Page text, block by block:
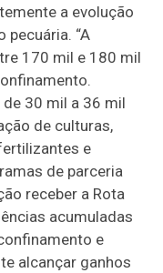
a evolução
“A
170 mil e 180 mil
30 mil a 36 mil
de culturas,
e
de parceria
receber a Rota
acumuladas
e
alcançar ganhos